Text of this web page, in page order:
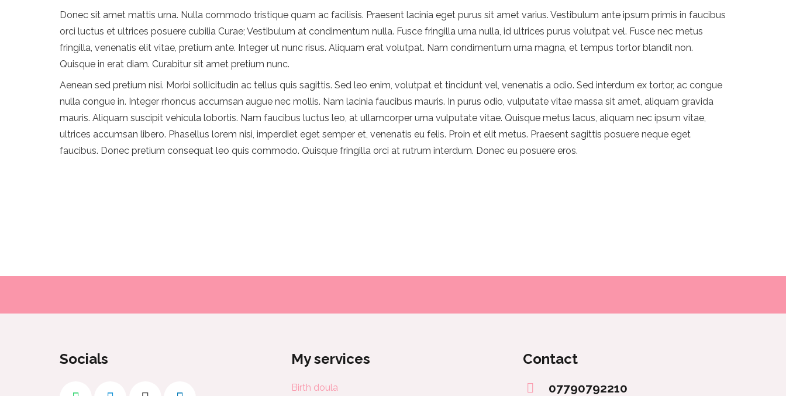
Donec sit amet mattis urna. Nulla commodo tristique quam ac facilisis. Praesent lacinia eget purus sit amet varius. Vestibulum ante ipsum primis in faucibus
orci luctus et ultrices posuere cubilia Curae; Vestibulum at condimentum nulla. Fusce fringilla urna nulla, id ultrices purus volutpat vel. Fusce nec metus
fringilla, venenatis elit vitae, pretium ante. Integer ut nunc risus. Aliquam erat volutpat. Nam condimentum urna magna, et tempus tortor blandit non.
Quisque in erat diam. Curabitur sit amet pretium nunc.
Aenean sed pretium nisi. Morbi sollicitudin ac tellus quis sagittis. Sed leo enim, volutpat et tincidunt vel, venenatis a odio. Sed interdum ex tortor, ac congue
nulla congue in. Integer rhoncus accumsan augue nec mollis. Nam lacinia faucibus mauris. In purus odio, vulputate vitae massa sit amet, aliquam gravida
mauris. Aliquam suscipit vehicula lobortis. Nam faucibus luctus leo, at ullamcorper urna vulputate vitae. Quisque metus lacus, aliquam nec ipsum vitae,
ultrices accumsan libero. Phasellus lorem nisi, imperdiet eget semper et, venenatis eu felis. Proin et elit metus. Praesent sagittis posuere neque eget
faucibus. Donec pretium consequat leo quis commodo. Quisque fringilla orci at rutrum interdum. Donec eu posuere eros.
Socials My services
Birth doula
Contact
07790792210